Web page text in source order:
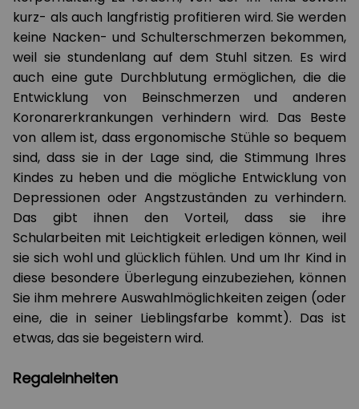
kurz- als auch langfristig profitieren wird. Sie werden
keine Nacken- und Schulterschmerzen bekommen,
weil sie stundenlang auf dem Stuhl sitzen. Es wird
auch eine gute Durchblutung ermöglichen, die die
Entwicklung von Beinschmerzen und anderen
Koronarerkrankungen verhindern wird. Das Beste
von allem ist, dass ergonomische Stühle so bequem
sind, dass sie in der Lage sind, die Stimmung Ihres
Kindes zu heben und die mögliche Entwicklung von
Depressionen oder Angstzuständen zu verhindern.
Das gibt ihnen den Vorteil, dass sie ihre
Schularbeiten mit Leichtigkeit erledigen können, weil
sie sich wohl und glücklich fühlen. Und um Ihr Kind in
diese besondere Überlegung einzubeziehen, können
Sie ihm mehrere Auswahlmöglichkeiten zeigen (oder
eine, die in seiner Lieblingsfarbe kommt). Das ist
etwas, das sie begeistern wird.
Regaleinheiten